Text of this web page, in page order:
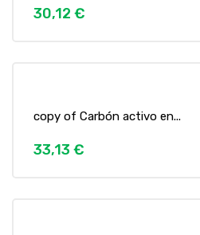
30,12 €
copy of Carbón activo en...
33,13 €